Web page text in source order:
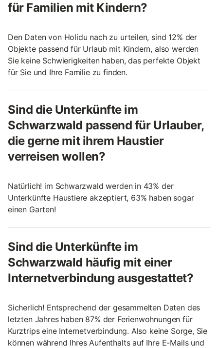
für Familien mit Kindern?
Den Daten von Holidu nach zu urteilen, sind 12% der
Objekte passend für Urlaub mit Kindern, also werden
Sie keine Schwierigkeiten haben, das perfekte Objekt
für Sie und Ihre Familie zu finden.
Sind die Unterkünfte im
Schwarzwald passend für Urlauber,
die gerne mit ihrem Haustier
verreisen wollen?
Natürlich! im Schwarzwald werden in 43% der
Unterkünfte Haustiere akzeptiert, 63% haben sogar
einen Garten!
Sind die Unterkünfte im
Schwarzwald häufig mit einer
Internetverbindung ausgestattet?
Sicherlich! Entsprechend der gesammelten Daten des
letzten Jahres haben 87% der Ferienwohnungen für
Kurztrips eine Internetverbindung. Also keine Sorge, Sie
können während Ihres Aufenthalts auf Ihre E-Mails und